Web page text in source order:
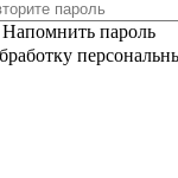
Напомнить пароль